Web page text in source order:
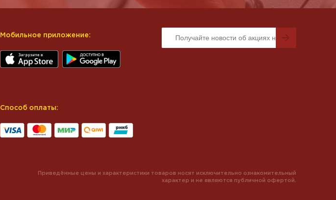
Мобильное приложение:
Способ оплаты:
Приведённые цены и характеристики товаров носят исключительно ознакомительный
характер и не являются публичной офертой.